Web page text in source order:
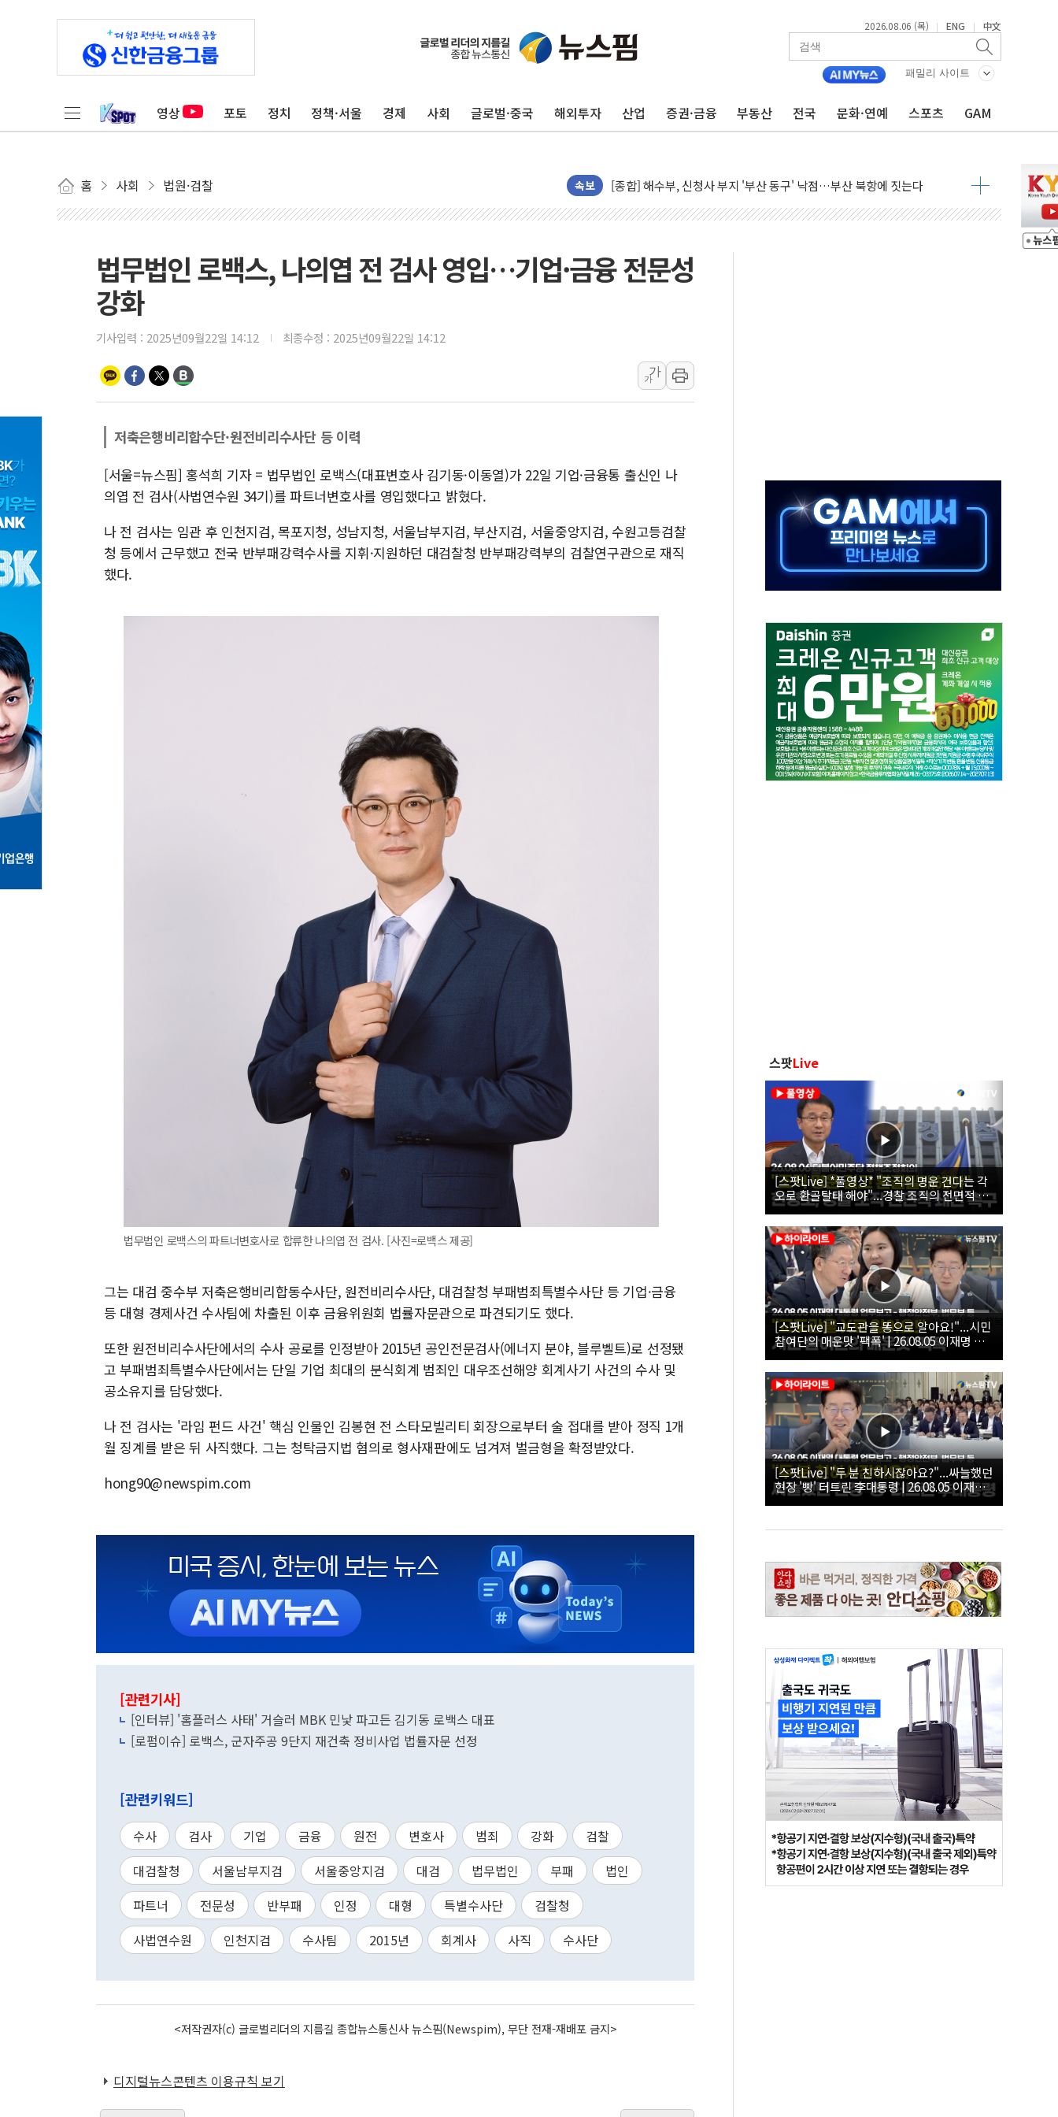
2026.08.06 (목) | ENG | 中文
패밀리 사이트
영상 포토 정치 정책·서울 경제 사회 글로벌·중국 해외투자 산업 증권·금융 부동산 전국 문화·연예 스포츠 GAM
홈 사회 법원·검찰 속보
애드포러스, 인큐베타와 'DV360' 활용 계약
[특징주] 심텍, 실적 반등에 6%대 급등…증권가도 눈높이 상향
"트럼프의 '先 호르무즈·後 핵협상' 전략, 이란에 주도권 넘길 위험"
허장 차관 "소부장, 국산화 넘어 세계 최고 기술 선점 전략으로"
[컨콜] 카카오, "AI, 인프라보다는 일상에 투자할 계획"
LG헬로비전, 2분기 영업익 72% 감소…매출도 31% 뒷걸음
디투엔지니어링, 한국ESG경영대상 중견기업 부문 최우수상 수상
KCC "기록적 폭염에 열 차단 도료 문의 5배 증가"
폭염이 부른 갈등…배달기사·카페 점주 '흉기 위협' 시비에 경찰 조사
이문아이파크자이 보류지 14가구 나왔다…'국평' 17억원대
원희룡, 종합특검 2차 출석…"특검 위법에 단호히 대처할 것"
법무법인 로백스, 나의엽 전 검사 영입…기업·금융 전문성
강화
기사입력 : 2025년09월22일 14:12 최종수정 : 2025년09월22일 14:12
가
가
저축은행비리합수단·원전비리수사단 등 이력
[서울=뉴스핌] 홍석희 기자 = 법무법인 로백스(대표변호사 김기동·이동열)가 22일 기업·금융통 출신인 나
의엽 전 검사(사법연수원 34기)를 파트너변호사를 영입했다고 밝혔다.
나 전 검사는 임관 후 인천지검, 목포지청, 성남지청, 서울남부지검, 부산지검, 서울중앙지검, 수원고등검찰
청 등에서 근무했고 전국 반부패강력수사를 지휘·지원하던 대검찰청 반부패강력부의 검찰연구관으로 재직
했다.
법무법인 로백스의 파트너변호사로 합류한 나의엽 전 검사. [사진=로백스 제공]
그는 대검 중수부 저축은행비리합동수사단, 원전비리수사단, 대검찰청 부패범죄특별수사단 등 기업·금융
등 대형 경제사건 수사팀에 차출된 이후 금융위원회 법률자문관으로 파견되기도 했다.
또한 원전비리수사단에서의 수사 공로를 인정받아 2015년 공인전문검사(에너지 분야, 블루벨트)로 선정됐
고 부패범죄특별수사단에서는 단일 기업 최대의 분식회계 범죄인 대우조선해양 회계사기 사건의 수사 및
공소유지를 담당했다.
나 전 검사는 '라임 펀드 사건' 핵심 인물인 김봉현 전 스타모빌리티 회장으로부터 술 접대를 받아 정직 1개
월 징계를 받은 뒤 사직했다. 그는 청탁금지법 혐의로 형사재판에도 넘겨져 벌금형을 확정받았다.
hong90@newspim.com
[관련기사]
[인터뷰] '홈플러스 사태' 거슬러 MBK 민낯 파고든 김기동 로백스 대표
[로펌이슈] 로백스, 군자주공 9단지 재건축 정비사업 법률자문 선정
[관련키워드]
수사 검사 기업 금융 원전 변호사 범죄 강화
검찰
대검찰청
서울남부지검 서울중앙지검 대검 법무법인 부패
법인
파트너
전문성 반부패 인정 대형 특별수사단
검찰청
사법연수원
인천지검 수사팀 2015년 회계사 사직 수사단
<저작권자(c) 글로벌리더의 지름길 종합뉴스통신사 뉴스핌(Newspim), 무단 전재-재배포 금지>
디지털뉴스콘텐츠 이용규칙 보기
스팟Live
[스팟Live] *풀영상* "조직의 명운 건다는 각
오로 환골탈태 해야"...경찰 조직의 전면적 쇄
신 촉구한 한병도 | 26.08.06 더불어민주당 정
책조정회의
[스팟Live] "교도관을 똥으로 알아요!"...시민
참여단의 매운맛 '팩폭' | 26.08.05 이재명 대
통령 업무보고 - 행정안전부, 법무부, 국무조
정실, 법제처, 인사혁신처
[스팟Live] "두 분 친하시잖아요?"...싸늘했던
현장 '빵' 터트린 李대통령 | 26.08.05 이재명
대통령 업무보고 - 행정안전부, 법무부 등